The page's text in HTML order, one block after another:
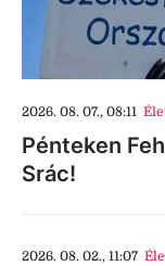
2026. 08. 07., 08:11
Pénteken
Srác!
2026. 08. 02., 11:07